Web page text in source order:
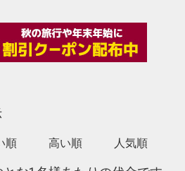
順 高い順 人気順